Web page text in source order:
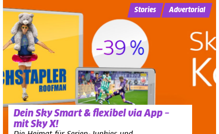
Dein Sky Smart & flexibel via App –
mit Sky X!
Stories Advertorial